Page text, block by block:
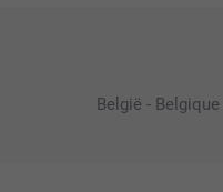
België - Belgique